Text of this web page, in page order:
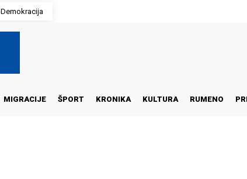
MIGRACIJE ŠPORT KRONIKA KULTURA RUMENO